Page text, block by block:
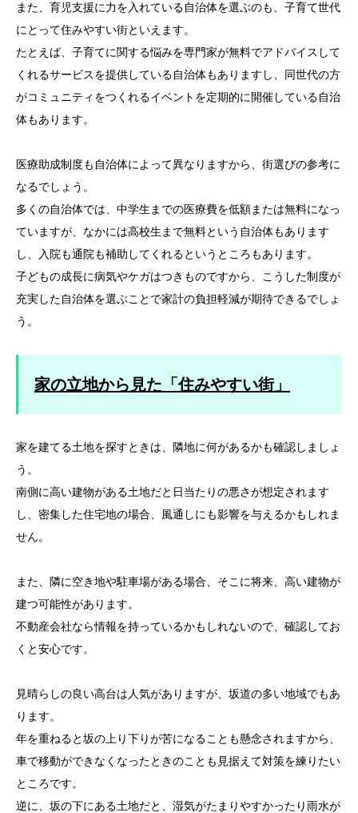
また、育児支援に力を入れている自治体を選ぶのも、子育て世代
にとって住みやすい街といえます。
たとえば、子育てに関する悩みを専門家が無料でアドバイスして
くれるサービスを提供している自治体もありますし、同世代の方
がコミュニティをつくれるイベントを定期的に開催している自治
体もあります。
医療助成制度も自治体によって異なりますから、街選びの参考に
なるでしょう。
多くの自治体では、中学生までの医療費を低額または無料になっ
ていますが、なかには高校生まで無料という自治体もあります
し、入院も通院も補助してくれるというところもあります。
子どもの成長に病気やケガはつきものですから、こうした制度が
充実した自治体を選ぶことで家計の負担軽減が期待できるでしょ
う。
家の立地から見た「住みやすい街」
家を建てる土地を探すときは、隣地に何があるかも確認しましょ
う。
南側に高い建物がある土地だと日当たりの悪さが想定されます
し、密集した住宅地の場合、風通しにも影響を与えるかもしれま
せん。
また、隣に空き地や駐車場がある場合、そこに将来、高い建物が
建つ可能性があります。
不動産会社なら情報を持っているかもしれないので、確認してお
くと安心です。
見晴らしの良い高台は人気がありますが、坂道の多い地域でもあ
ります。
年を重ねると坂の上り下りが苦になることも懸念されますから、
車で移動ができなくなったときのことも見据えて対策を練りたい
ところです。
逆に、坂の下にある土地だと、湿気がたまりやすかったり雨水が